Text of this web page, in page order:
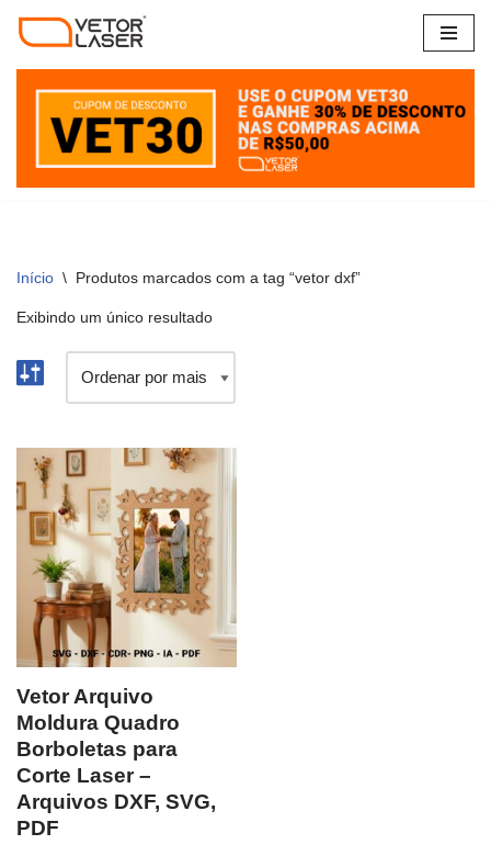
para
conteúdo
Início \ Produtos marcados com a tag “vetor dxf”
Exibindo um único resultado
Vetor Arquivo
Moldura Quadro
Borboletas para
Corte Laser –
Arquivos DXF, SVG,
PDF